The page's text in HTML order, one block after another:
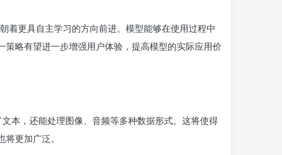
着更具自主学习的方向前进。模型能够在使用过程中
略有望进一步增强用户体验，提高模型的实际应用价
本，还能处理图像、音频等多种数据形式。这将使得
更加广泛。